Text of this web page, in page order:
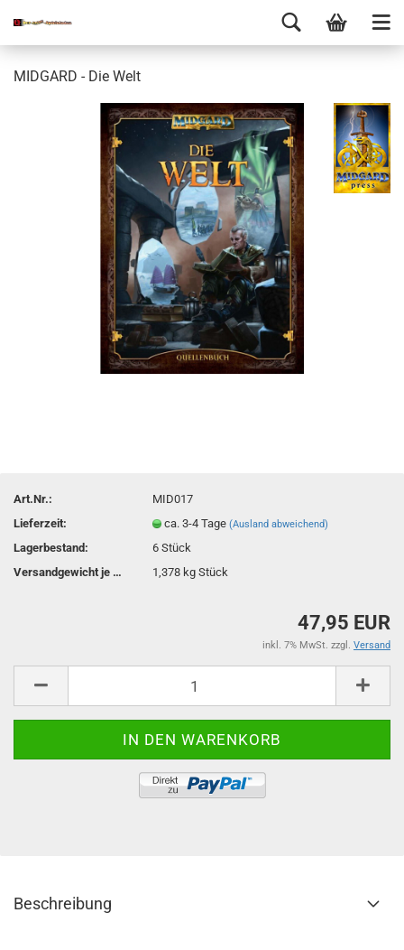
MIDGARD - Die Welt
Art.Nr.:
MID017
Lieferzeit:
ca. 3-4 Tage(Ausland abweichend)
Lagerbestand: 6Stück
Versandgewicht je Stück:
1,378 kg Stück
47,95 EUR
inkl. 7% MwSt. zzgl. Versand
Beschreibung